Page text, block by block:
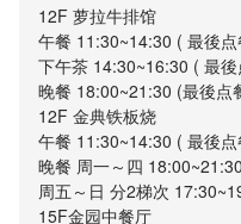
12F 萝拉牛排馆
午餐 11:30~14:30 ( 最後
下午茶 14:30~16:30 ( 最
晚餐 18:00~21:30 (最後点
12F 金典铁板烧
午餐 11:30~14:30 ( 最後
晚餐 周一～四
周五～日 分2梯次
15F金园中餐厅